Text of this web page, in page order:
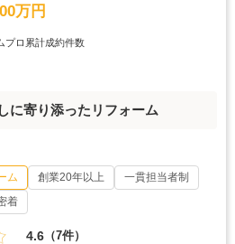
万円
プロ累計成約件数
に寄り添ったリフォーム
ム 創業20年以上
一貫担当者制
着
4.6 （7件）